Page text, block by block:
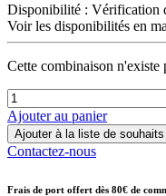
Disponibilité : Vérification
Voir les disponibilités en
Cette combinaison n'existe
Ajouter au panier
Ajouter à la liste de souhaits
Contactez-nous
Frais de port offert dès 80€ de